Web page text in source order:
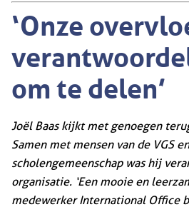
‘Onze
om te delen’
Joël Baas kijkt met genoegen
Samen met mensen van de VGS
scholengemeenschap was hij
organisatie. ‘Een mooie en
medewerker International Office